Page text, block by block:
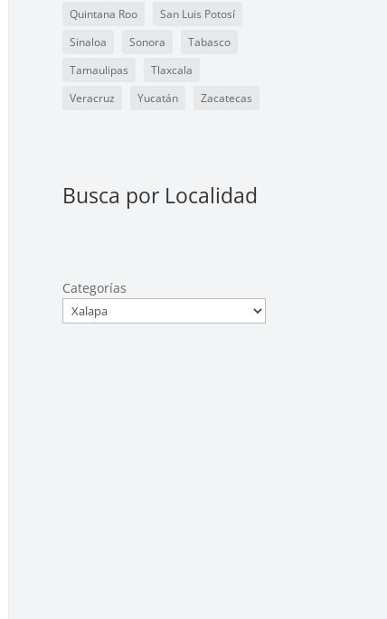
Quintana Roo
San Luis Potosí
Sinaloa
Sonora
Tabasco
Tamaulipas
Tlaxcala
Veracruz
Yucatán Zacatecas
Busca por Localidad
Categorías